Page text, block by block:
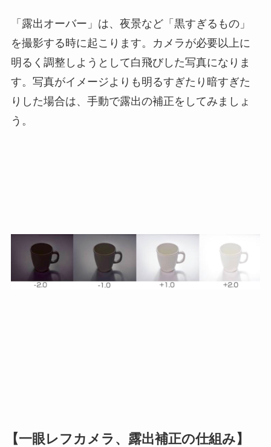
「露出オーバー」は、夜景など「黒すぎるもの」
を撮影する時に起こります。カメラが必要以上に
明るく調整しようとして白飛びした写真になりま
す。写真がイメージよりも明るすぎたり暗すぎた
りした場合は、手動で露出の補正をしてみましょ
う。
【一眼レフカメラ、露出補正の仕組み】